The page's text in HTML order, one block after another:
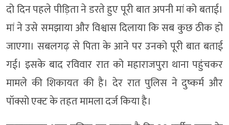
दो दिन पहले पीड़िता ने डरते हुए पूरी बात अपनी मां को बताई।
मां ने उसे समझाया और विश्वास दिलाया कि सब कुछ ठीक हो
जाएगा। सबलगढ़ से पिता के आने पर उनको पूरी बात बताई
गई। इसके बाद रविवार रात को महाराजपुरा थाना पहुंचकर
मामले की शिकायत की है। देर रात पुलिस ने दुष्कर्म और
पॉक्सो एक्ट के तहत मामला दर्ज किया है।